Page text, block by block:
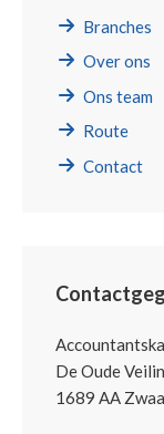
Branches
Over ons
Ons team
Route
Contact
De Oude
1689 AA